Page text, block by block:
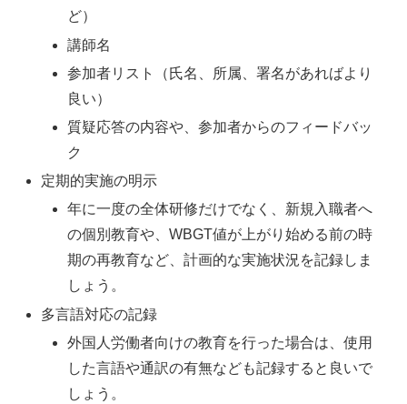
ど）
講師名
参加者リスト（氏名、所属、署名があればより
良い）
質疑応答の内容や、参加者からのフィードバッ
ク
定期的実施の明示
年に一度の全体研修だけでなく、新規入職者へ
の個別教育や、WBGT値が上がり始める前の時
期の再教育など、計画的な実施状況を記録しま
しょう。
多言語対応の記録
外国人労働者向けの教育を行った場合は、使用
した言語や通訳の有無なども記録すると良いで
しょう。